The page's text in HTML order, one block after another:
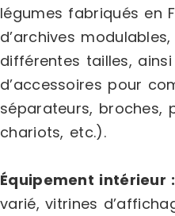
légumes fabriqués en
d’archives
différentes tailles,
d’accessoires pour
séparateurs, broches,
chariots, etc.).
Équipement intérieur :
varié, vitrines